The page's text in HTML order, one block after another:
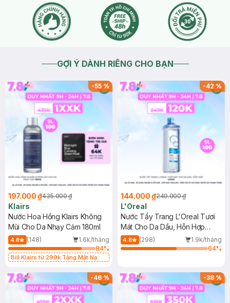
GỢI Ý DÀNH RIÊNG CHO BẠN
-55%
197.000 ₫435.000 ₫
Klairs
Nước Hoa Hồng Klairs Không
Mùi Cho Da Nhạy Cảm 180ml
4.8 (148)
1.6k/tháng
84%
Bill Klairs từ 299k Tặng Mặt Nạ
25ml (SL Có Hạn)
-42%
144.000 ₫249.000 ₫
L'Oreal
Nước Tẩy Trang L'Oreal Tươi
Mát Cho Da Dầu, Hỗn Hợp
400ml
4.8 (298)
1.9k/tháng
64%
-46% -38%